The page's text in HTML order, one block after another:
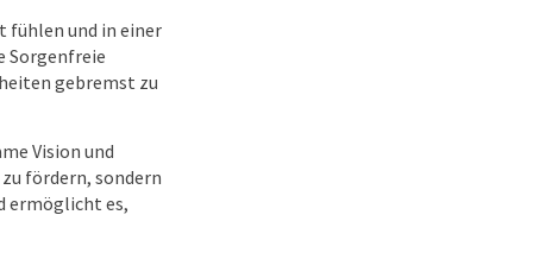
fühlen und in einer
Sorgenfreie
gebremst zu
Vision und
fördern, sondern
ermöglicht es,